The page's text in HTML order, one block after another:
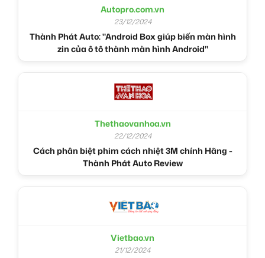
Autopro.com.vn
23/12/2024
Thành Phát Auto: "Android Box giúp biến màn hình
zin của ô tô thành màn hình Android"
Thethaovanhoa.vn
22/12/2024
Cách phân biệt phim cách nhiệt 3M chính Hãng -
Thành Phát Auto Review
Vietbao.vn
21/12/2024